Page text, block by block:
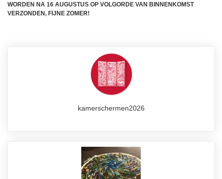
WORDEN NA 16 AUGUSTUS OP VOLGORDE VAN BINNENKOMST
VERZONDEN, FIJNE ZOMER!
kamerschermen2026